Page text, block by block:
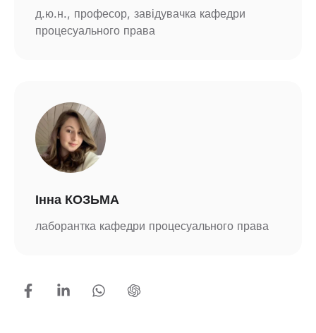
д.ю.н., професор, завідувачка кафедри
процесуального права
Інна КОЗЬМА
лаборантка кафедри процесуального права